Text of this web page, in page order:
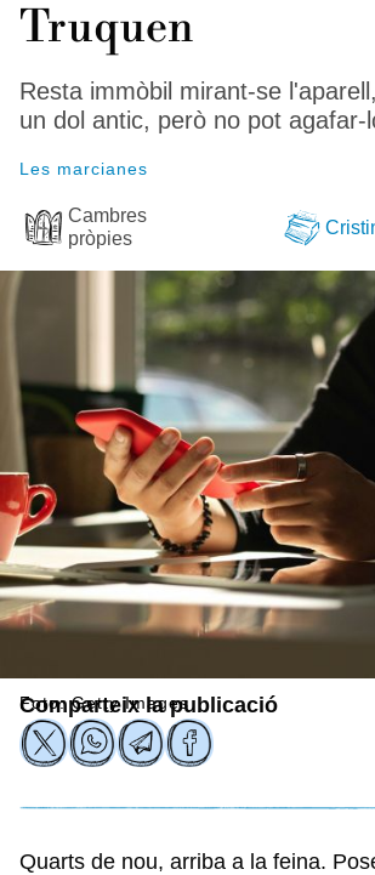
Truquen
Resta immòbil mirant-se
un dol antic, però no pot agafar-
Les marcianes
Cambres
pròpies
Foto: Getty Images
Comparteix la publicació
Quarts de nou, arriba a la feina.